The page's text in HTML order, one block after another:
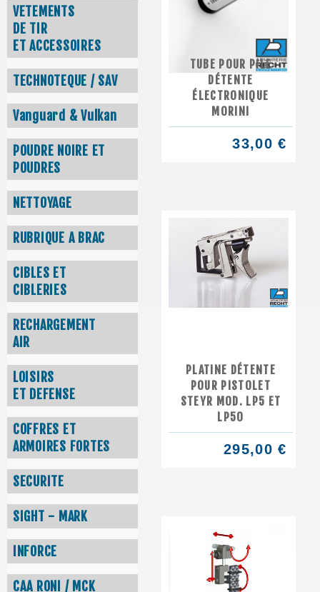
VETEMENTS
DE TIR
ET ACCESSOIRES
TECHNOTEQUE / SAV
Vanguard & Vulkan
POUDRE NOIRE ET
POUDRES
NETTOYAGE
RUBRIQUE A BRAC
CIBLES ET
CIBLERIES
RECHARGEMENT
AIR
LOISIRS
ET DEFENSE
COFFRES ET
ARMOIRES FORTES
SECURITE
SIGHT - MARK
INFORCE
CAA RONI / MCK
TUBE POUR PILE
DÉTENTE
ÉLECTRONIQUE
MORINI
33,00 €
PLATINE DÉTENTE
POUR PISTOLET
STEYR MOD. LP5 ET
LP50
295,00 €